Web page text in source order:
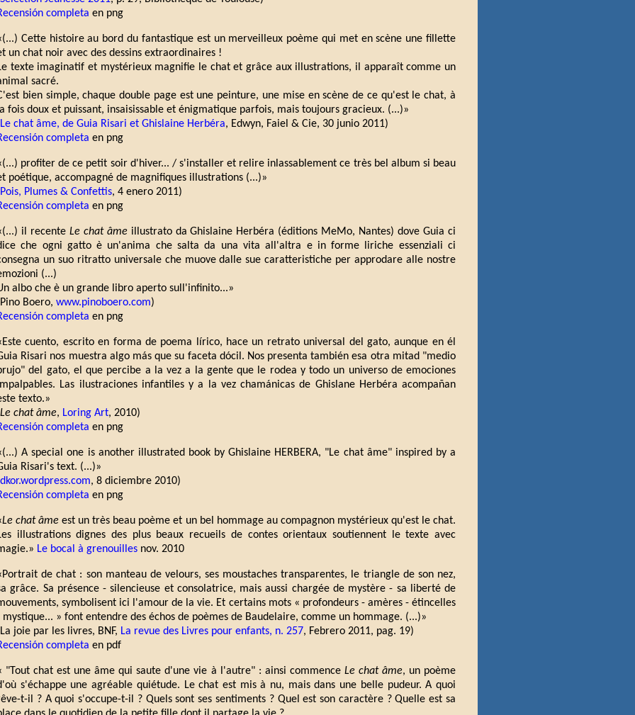
completa en png
Cette histoire au bord du fantastique est un merveilleux poème qui met en scène une fillette
un chat noir avec des dessins extraordinaires !
texte imaginatif et mystérieux magnifie le chat et grâce aux illustrations, il apparaît comme un
sacré.
bien simple, chaque double page est une peinture, une mise en scène de ce qu'est le chat, à
fois doux et puissant, insaisissable et énigmatique parfois, mais toujours gracieux. (...)»
Le chat âme, de Guia Risari et Ghislaine Herbéra, Edwyn, Faiel & Cie, 30 junio 2011)
completa en png
profiter de ce petit soir d'hiver... / s'installer et relire inlassablement ce très bel album si beau
poétique, accompagné de magnifiques illustrations (...)»
Pois, Plumes & Confettis, 4 enero 2011)
completa en png
il recente Le chat âmeillustrato da Ghislaine Herbéra (éditions MeMo, Nantes) dove Guia ci
che ogni gatto è un'anima che salta da una vita all'altra e in forme liriche essenziali ci
un suo ritratto universale che muove dalle sue caratteristiche per approdare alle nostre
(...)
albo che è un grande libro aperto sull'infinito...»
Boero, www.pinoboero.com)
completa en png
cuento, escrito en forma de poema lírico, hace un retrato universal del gato, aunque en él
Risari nos muestra algo más que su faceta dócil. Nos presenta también esa otra mitad "medio
del gato, el que percibe a la vez a la gente que le rodea y todo un universo de emociones
Las ilustraciones infantiles y a la vez chamánicas de Ghislane Herbéra acompañan
texto.»
Le chat âme, Loring Art, 2010)
completa en png
A special one is another illustrated book by Ghislaine HERBERA, "Le chat âme" inspired by a
Risari's text. (...)»
dkor.wordpress.com, 8 diciembre 2010)
completa en png
Le chat âme est un très beau poème et un bel hommage au compagnon mystérieux qu'est le chat.
illustrations dignes des plus beaux recueils de contes orientaux soutiennent le texte avec
Le bocal à grenouilles nov. 2010
de chat : son manteau de velours, ses moustaches transparentes, le triangle de son nez,
grâce. Sa présence - silencieuse et consolatrice, mais aussi chargée de mystère - sa liberté de
symbolisent ici l'amour de la vie. Et certains mots « profondeurs - amères - étincelles
mystique... » font entendre des échos de poèmes de Baudelaire, comme un hommage. (...)»
joie par les livres, BNF, La revue des Livres pour enfants, n. 257, Febrero 2011, pag. 19)
completa en pdf
"Tout chat est une âme qui saute d'une vie à l'autre" : ainsi commence Le chat âme, un poème
s'échappe une agréable quiétude. Le chat est mis à nu, mais dans une belle pudeur. A quoi
t-il ? A quoi s'occupe-t-il ? Quels sont ses sentiments ? Quel est son caractère ? Quelle est sa